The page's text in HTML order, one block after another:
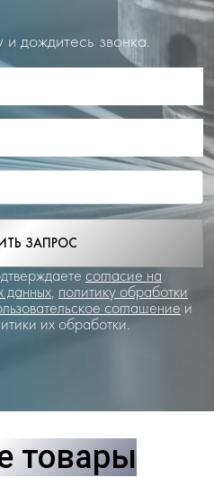
дождитесь звонка.
ЗАПРОС
согласие на
данных, политику обработки
соглашение и
их обработки.
товары